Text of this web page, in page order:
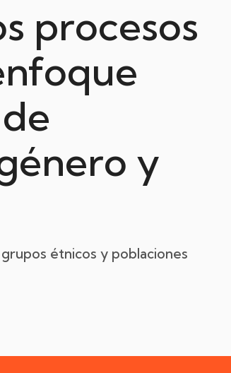
procesos
y
étnicos y poblaciones